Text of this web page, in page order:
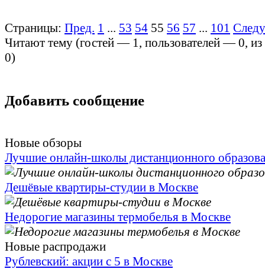
Страницы: Пред. 1 ... 53 54 55 56 57 ... 101
Читают тему (гостей — 1, пользователей —0,
0)
Добавить сообщение
Новые обзоры
Лучшие онлайн-школы дистанционного
Дешёвые квартиры-студии в Москве
Недорогие магазины термобелья в Москве
Новые распродажи
Рублевский: акции с 5 в Москве